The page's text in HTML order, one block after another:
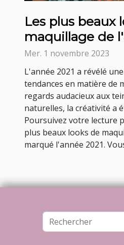
Les plus beaux
maquillage de
Mer. 1 novembre 2023
L'année 2021 a révélé
tendances en matière de
regards audacieux aux
naturelles, la créativité a
Poursuivez votre lecture
plus beaux looks de
marqué l'année 2021.